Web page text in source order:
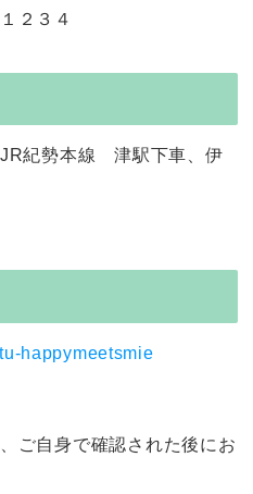
２３４
紀勢本線 津駅下車、伊
happymeetsmie
ご自身で確認された後にお